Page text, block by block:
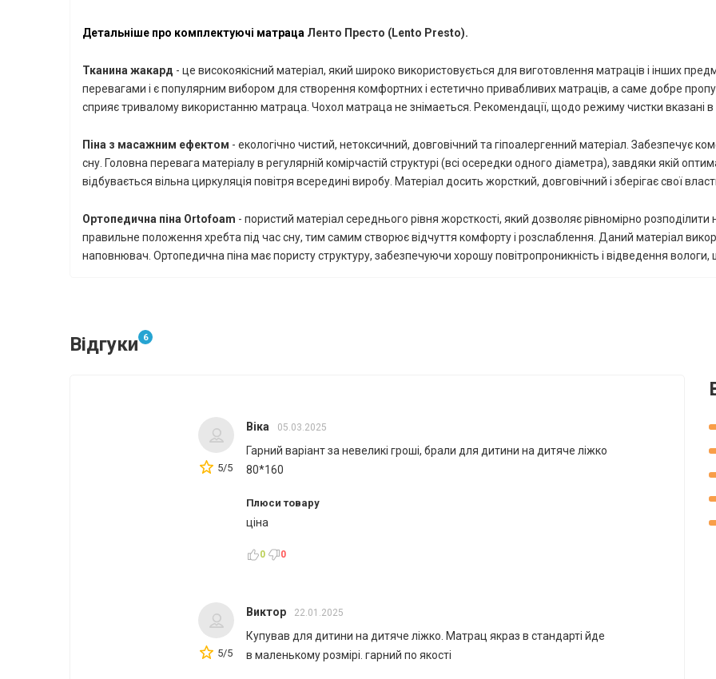
Детальніше про комплектуючі матраца Ленто Престо (Lento Presto).
Тканина жакард - це високоякісний матеріал, який широко використовується для виготовлення матраців і інших
перевагами і є популярним вибором для створення комфортних і естетично привабливих матраців, а саме добре
сприяє тривалому використанню матраца. Чохол матраца не знімаеться. Рекомендації, щодо режиму чистки вказані в
Піна з масажним ефектом - екологічно чистий, нетоксичний, довговічний та гіпоалергенний матеріал. Забезпечує
сну. Головна перевага матеріалу в регулярній комірчастій структурі (всі осередки одного діаметра), завдяки якій
відбувається вільна циркуляція повітря всередині виробу. Матеріал досить жорсткий, довговічний і зберігає свої
Ортопедична піна Ortofoam - пористий матеріал середнього рівня жорсткості, який дозволяє рівномірно
правильне положення хребта під час сну, тим самим створює відчуття комфорту і розслаблення. Даний матеріал
наповнювач. Ортопедична піна має пористу структуру, забезпечуючи хорошу повітропроникність і відведення вологи,
Відгуки 6
5/5
Віка 05.03.2025
Гарний варіант за невеликі гроші, брали для дитини на дитяче ліжко
80*160
Плюси товару
ціна
0 0
5/5
Виктор 22.01.2025
Купував для дитини на дитяче ліжко. Матрац якраз в стандарті йде
в маленькому розмірі. гарний по якості